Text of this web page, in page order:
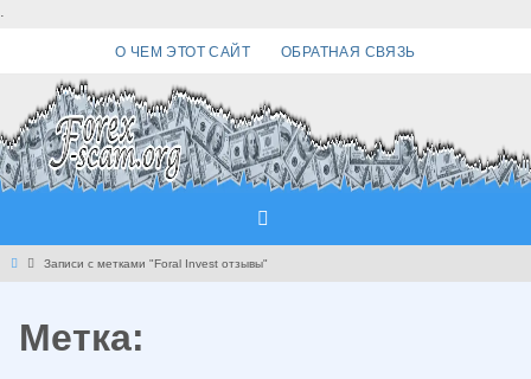
.
О ЧЕМ ЭТОТ САЙТ ОБРАТНАЯ СВЯЗЬ
Главная
Записи с метками "Foral Invest отзывы"
Метка: